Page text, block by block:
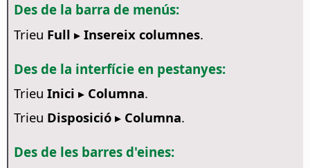
Des de la barra de menús:
Trieu Full ▸ Insereix columnes.
Des de la interfície en pestanyes:
Trieu Inici ▸ Columna.
Trieu Disposició ▸ Columna.
Des de les barres d'eines: